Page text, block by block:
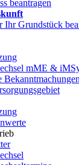
beantragen
Ihr Grundstück
mME &
Bekanntmachungen